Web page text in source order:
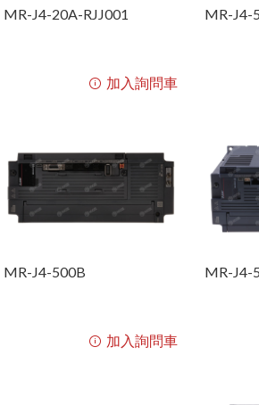
MR-J4-20A-RJJ001
加入詢問車
MR-J4-
MR-J4-500B
加入詢問車
MR-J4-